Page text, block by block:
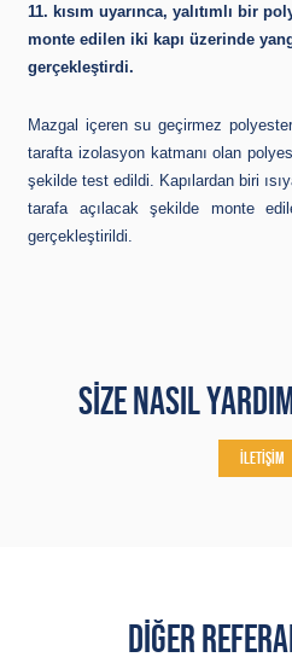
11. kısım uyarınca, yalıtımlı bir
monte edilen iki kapı üzerinde
gerçekleştirdi.
Mazgal içeren su geçirmez
tarafta izolasyon katmanı olan
şekilde test edildi. Kapılardan biri
tarafa açılacak şekilde monte
gerçekleştirildi.
SIZE NASIL
İLETIŞIM
DIĞER